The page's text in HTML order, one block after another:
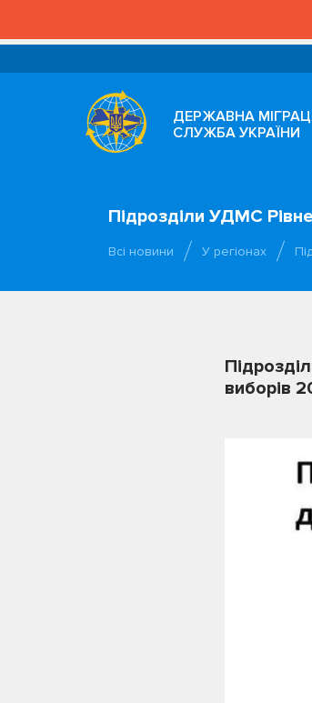
ДЕРЖАВНА
СЛУЖБА УКРАЇНИ
Підрозділи УДМС
Всі новини У регіонах
виборів